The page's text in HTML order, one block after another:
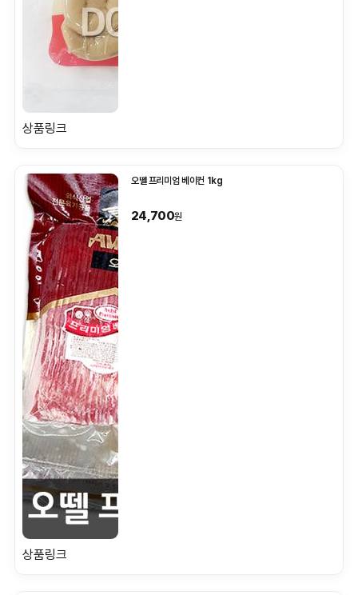
상품링크
오뗄 프리미엄 베이컨 1kg
24,700원
상품링크